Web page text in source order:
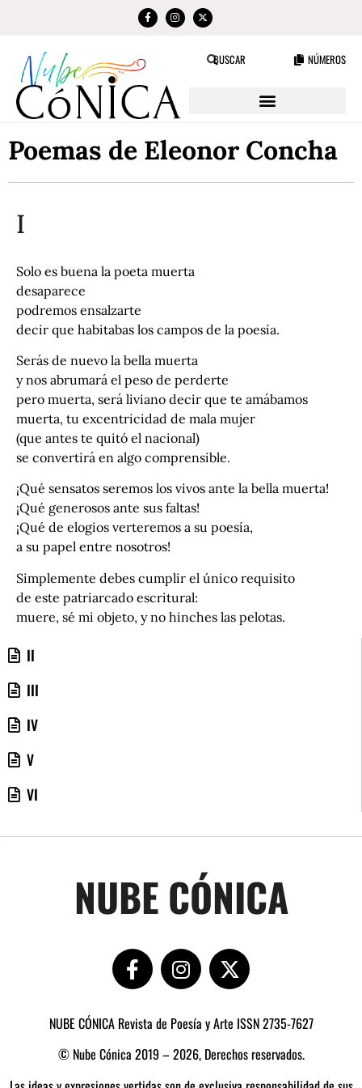
BUSCAR NÚMEROS
Poemas de Eleonor Concha
II
III
IV
V
VI
I
Solo es buena la poeta muerta
desaparece
podremos ensalzarte
decir que habitabas los campos de la poesía.
Serás de nuevo la bella muerta
y nos abrumará el peso de perderte
pero muerta, será liviano decir que te amábamos
muerta, tu excentricidad de mala mujer
(que antes te quitó el nacional)
se convertirá en algo comprensible.
¡Qué sensatos seremos los vivos ante la bella muerta!
¡Qué generosos ante sus faltas!
¡Qué de elogios verteremos a su poesía,
a su papel entre nosotros!
Simplemente debes cumplir el único requisito
de este patriarcado escritural:
muere, sé mi objeto, y no hinches las pelotas.
NUBE CÓNICA
NUBE CÓNICA Revista de Poesía y Arte ISSN 2735-7627
© Nube Cónica 2019 – 2026, Derechos reservados.